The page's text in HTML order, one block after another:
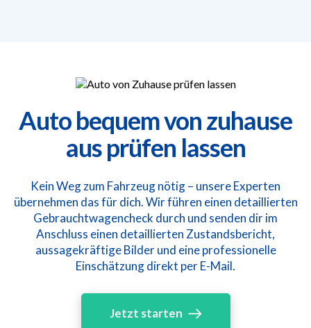
Auto bequem von zuhause
aus prüfen lassen
Kein Weg zum Fahrzeug nötig – unsere Experten
übernehmen das für dich. Wir führen einen detaillierten
Gebrauchtwagencheck durch und senden dir im
Anschluss einen detaillierten Zustandsbericht,
aussagekräftige Bilder und eine professionelle
Einschätzung direkt per E-Mail.
Jetzt starten